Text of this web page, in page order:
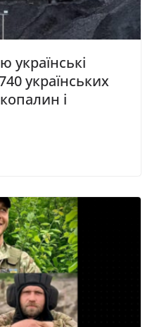
українські
українських
і